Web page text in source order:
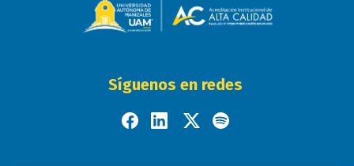
Síguenos en redes